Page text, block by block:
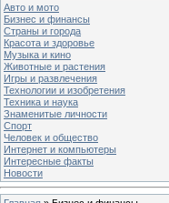
Авто и мото
Бизнес и финансы
Страны и города
Красота и здоровье
Музыка и кино
Животные и растения
Игры и развлечения
Технологии и изобретения
Техника и наука
Знаменитые личности
Спорт
Человек и общество
Интернет и компьютеры
Интересные факты
Новости